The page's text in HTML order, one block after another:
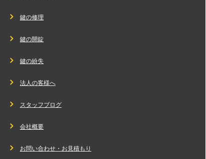
鍵の修理
鍵の開錠
鍵の紛失
法人の客様へ
スタッフブログ
会社概要
お問い合わせ・お見積もり